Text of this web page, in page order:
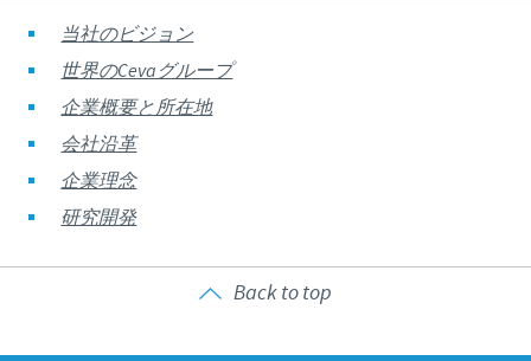
当社のビジョン
世界のCevaグループ
企業概要と所在地
会社沿革
企業理念
研究開発
Back to top